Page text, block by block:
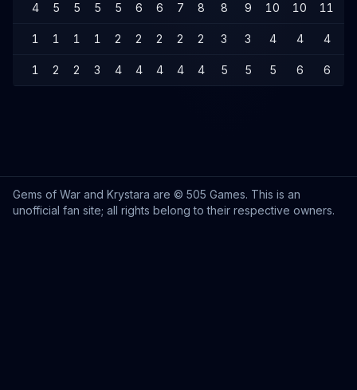
4 5 5 5 5 6 6 7 8 8 9 10 10 11
1 1 1 1 2 2 2 2 2 3 3 4 4 4
1 2 2 3 4 4 4 4 4 5 5 5 6 6
Gems of War and Krystara are © 505 Games. This is an
unofficial fan site; all rights belong to their respective owners.